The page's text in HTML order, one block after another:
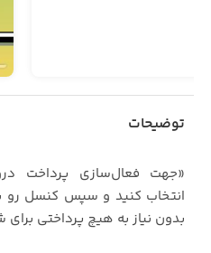
توضیحات
«جهت فعال‌سازی پرداخت
انتخاب کنید و سپس کنسل رو
بدون نیاز به هیچ پرداختی